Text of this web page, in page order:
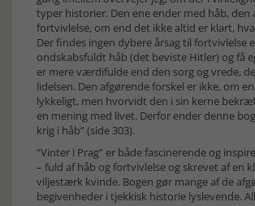
typer historier. Den ene ender med håb, den
fortvivlelse, om end det ikke altid er klart,
Der findes ingen dybere årsag til fortvivlelse
ondskabsfuldt håb (det beviste Hitler) og få
er mere værdifulde end den sorg og vrede,
lidelsen. Den afgørende forskel er ikke, om
lykkeligt, men hvorvidt den i sin kerne
en mening med livet. Derfor ender denne
krig i håb” (side 303).
”Vinter i Prag” er både fascinerende og
– fuld af håb og fortvivlelse og skrevet af en
viljestærk kvinde. Bogen gør mange af de
begivenheder i tjekkisk historie lyslevende.